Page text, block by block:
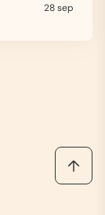
28 sep